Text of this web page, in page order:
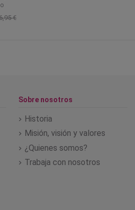
€
Sobre nosotros
Historia
Misión, visión y valores
¿Quienes somos?
Trabaja con nosotros